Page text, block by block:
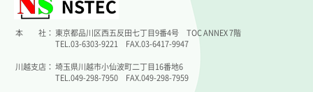
本 社： 東京都品川区西五反田七丁目9番4号 TOC ANNEX 7階
TEL.03-6303-9221 FAX.03-6417-9947
川越支店： 埼玉県川越市小仙波町二丁目16番地6
TEL.049-298-7950 FAX.049-298-7959